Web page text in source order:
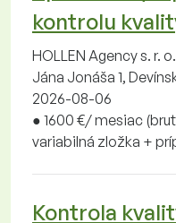
kontrolu
HOLLEN Agency s. r. o.
Jána Jonáša 1,
2026-08-06
● 1600 €/ mesiac
variabilná zložka +
Kontrola